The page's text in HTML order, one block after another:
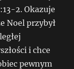
2. Okazuje
Noel przybył
i chce
pewnym